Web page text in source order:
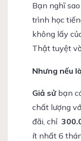
Bạn nghĩ
trình học
không lấy
Thật tuyệt
Nhưng nếu
Giả sửbạn
chất lượng
đãi, chỉ
ít nhất 6